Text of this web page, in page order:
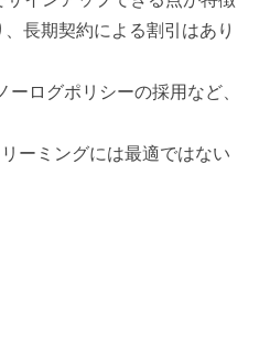
長期契約による割引はあり
ログポリシーの採用など、
ーミングには最適ではない